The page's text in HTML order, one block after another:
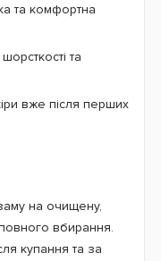
та комфортна
та
вже після перших
на очищену,
вбирання.
купання та за